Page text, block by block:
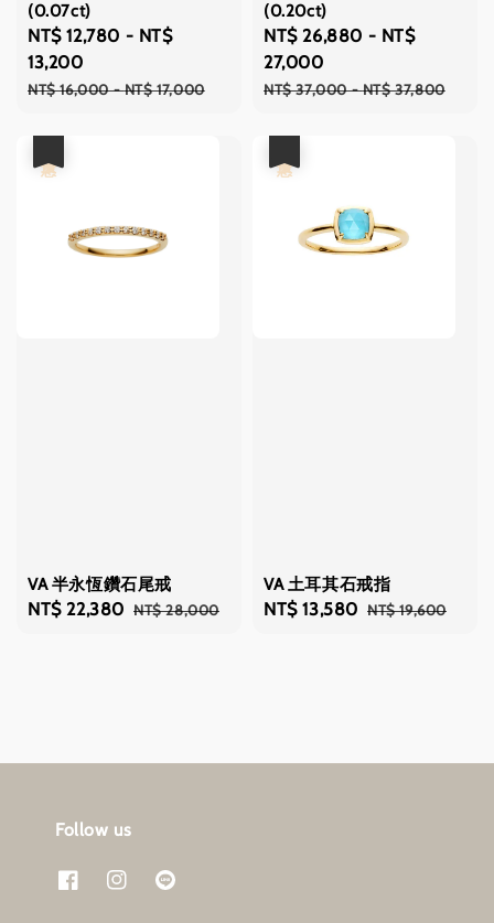
(0.07ct)
Sale
price
NT$ 12,780 - NT$
13,200
Regular
NT$ 16,000-NT$ 17,000
(0.20ct)
Sale
price
NT$ 26,880 - NT$
27,000
Regular
NT$ 37,000-NT$ 37,800
VA 半永恆鑽石尾戒
Sale
NT$ 22,380 Regular
NT$ 28,000
VA 土耳其石戒指
Sale
NT$ 13,580 Regular
NT$ 19,600
Follow us